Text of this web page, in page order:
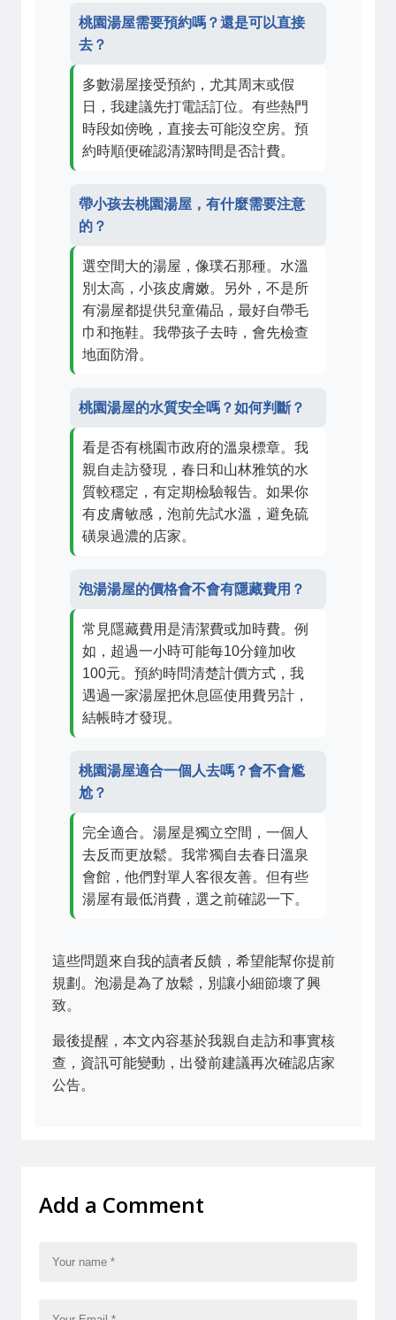
桃園湯屋需要預約嗎？還是可以直接
去？
多數湯屋接受預約，尤其周末或假
日，我建議先打電話訂位。有些熱門
時段如傍晚，直接去可能沒空房。預
約時順便確認清潔時間是否計費。
帶小孩去桃園湯屋，有什麼需要注意
的？
選空間大的湯屋，像璞石那種。水溫
別太高，小孩皮膚嫩。另外，不是所
有湯屋都提供兒童備品，最好自帶毛
巾和拖鞋。我帶孩子去時，會先檢查
地面防滑。
桃園湯屋的水質安全嗎？如何判斷？
看是否有桃園市政府的溫泉標章。我
親自走訪發現，春日和山林雅筑的水
質較穩定，有定期檢驗報告。如果你
有皮膚敏感，泡前先試水溫，避免硫
磺泉過濃的店家。
泡湯湯屋的價格會不會有隱藏費用？
常見隱藏費用是清潔費或加時費。例
如，超過一小時可能每10分鐘加收
100元。預約時問清楚計價方式，我
遇過一家湯屋把休息區使用費另計，
結帳時才發現。
桃園湯屋適合一個人去嗎？會不會尷
尬？
完全適合。湯屋是獨立空間，一個人
去反而更放鬆。我常獨自去春日溫泉
會館，他們對單人客很友善。但有些
湯屋有最低消費，選之前確認一下。
這些問題來自我的讀者反饋，希望能幫你提前
規劃。泡湯是為了放鬆，別讓小細節壞了興
致。
最後提醒，本文內容基於我親自走訪和事實核
查，資訊可能變動，出發前建議再次確認店家
公告。
Add a Comment